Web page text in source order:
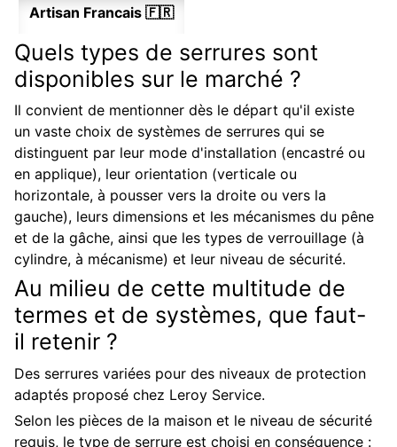
Artisan Francais 🇫🇷
Quels types de serrures sont
disponibles sur le marché ?
Il convient de mentionner dès le départ qu'il existe
un vaste choix de systèmes de serrures qui se
distinguent par leur mode d'installation (encastré ou
en applique), leur orientation (verticale ou
horizontale, à pousser vers la droite ou vers la
gauche), leurs dimensions et les mécanismes du pêne
et de la gâche, ainsi que les types de verrouillage (à
cylindre, à mécanisme) et leur niveau de sécurité.
Au milieu de cette multitude de
termes et de systèmes, que faut-
il retenir ?
Des serrures variées pour des niveaux de protection
adaptés proposé chez Leroy Service.
Selon les pièces de la maison et le niveau de sécurité
requis, le type de serrure est choisi en conséquence :